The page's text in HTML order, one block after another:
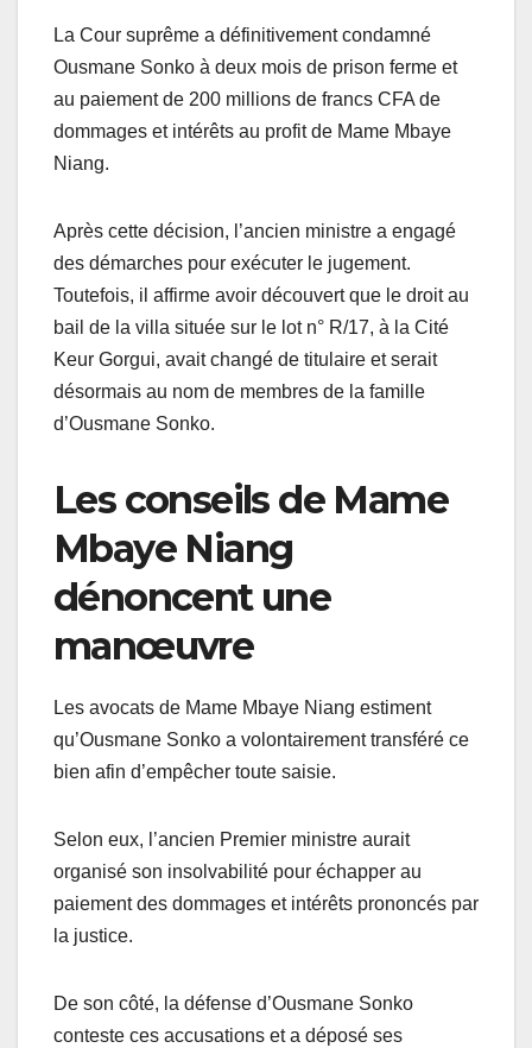
La Cour suprême a définitivement condamné
Ousmane Sonko à deux mois de prison ferme et
au paiement de 200 millions de francs CFA de
dommages et intérêts au profit de Mame Mbaye
Niang.
Après cette décision, l’ancien ministre a engagé
des démarches pour exécuter le jugement.
Toutefois, il affirme avoir découvert que le droit au
bail de la villa située sur le lot n° R/17, à la Cité
Keur Gorgui, avait changé de titulaire et serait
désormais au nom de membres de la famille
d’Ousmane Sonko.
Les conseils de Mame
Mbaye Niang
dénoncent une
manœuvre
Les avocats de Mame Mbaye Niang estiment
qu’Ousmane Sonko a volontairement transféré ce
bien afin d’empêcher toute saisie.
Selon eux, l’ancien Premier ministre aurait
organisé son insolvabilité pour échapper au
paiement des dommages et intérêts prononcés par
la justice.
De son côté, la défense d’Ousmane Sonko
conteste ces accusations et a déposé ses